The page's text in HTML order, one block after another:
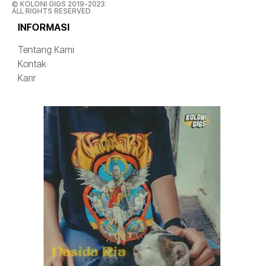
© KOLONI GIGS 2019-2023.
ALL RIGHTS RESERVED
INFORMASI
Tentang Kami
Kontak
Karir